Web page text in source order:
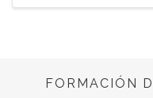
FORMACIÓN